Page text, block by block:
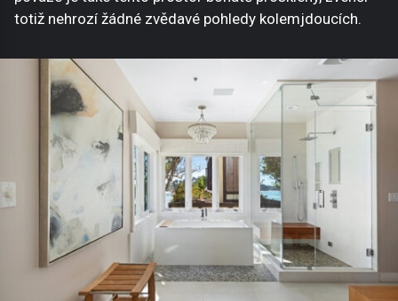
totiž nehrozí žádné zvědavé pohledy kolemjdoucích.